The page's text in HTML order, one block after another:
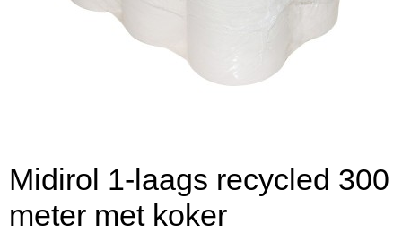
Midirol 1-laags recycled 300
meter met koker